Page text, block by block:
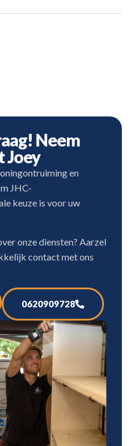
Neem
Joey
en
JHC-
keuze is voor uw
onze diensten? Aarzel
contact met ons
0620909728